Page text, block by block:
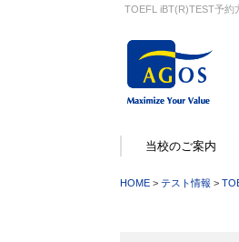
TOEFL iBT(R)TEST予約
当校のご案内
HOME > テスト情報 >